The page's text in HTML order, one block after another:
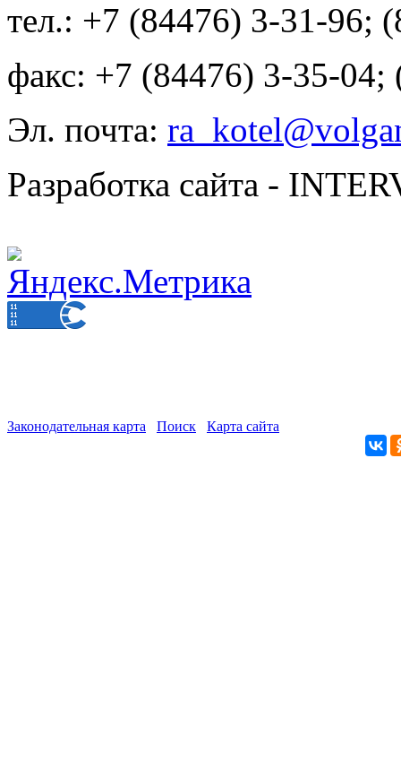
тел.: +7 (84476) 3-31-96;
факс: +7 (84476) 3-35-04;
Эл. почта:
Разработка сайта -
Законодательная карта Поиск Карта сайта